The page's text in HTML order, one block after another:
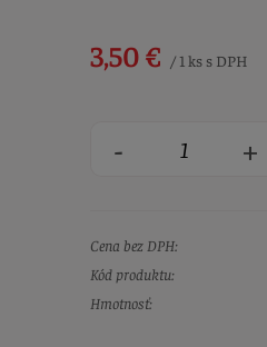
3,50 € / 1 ks s DPH
- +
Cena bez DPH:
Kód produktu:
Hmotnosť: